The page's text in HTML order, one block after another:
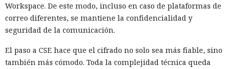
Workspace. De este modo, incluso en caso de plataformas de
correo diferentes, se mantiene la confidencialidad y
seguridad de la comunicación.
El paso a CSE hace que el cifrado no solo sea más fiable, sino
también más cómodo. Toda la complejidad técnica queda